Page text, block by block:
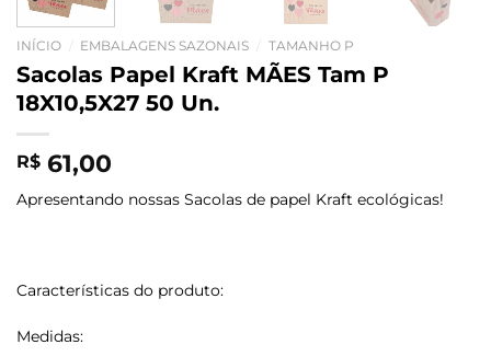
INÍCIO EMBALAGENS SAZONAIS TAMANHO P
Sacolas Papel Kraft MÃES Tam P
18X10,5X27 50 Un.
R$ 61,00
Apresentando nossas Sacolas de papel Kraft ecológicas!
Características do produto:
Medidas: